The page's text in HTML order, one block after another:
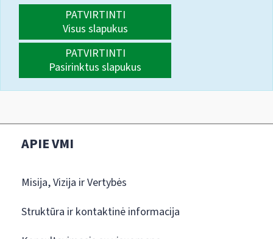
PATVIRTINTI
Visus slapukus
PATVIRTINTI
Pasirinktus slapukus
APIE VMI
Misija, Vizija ir Vertybės
Struktūra ir kontaktinė informacija